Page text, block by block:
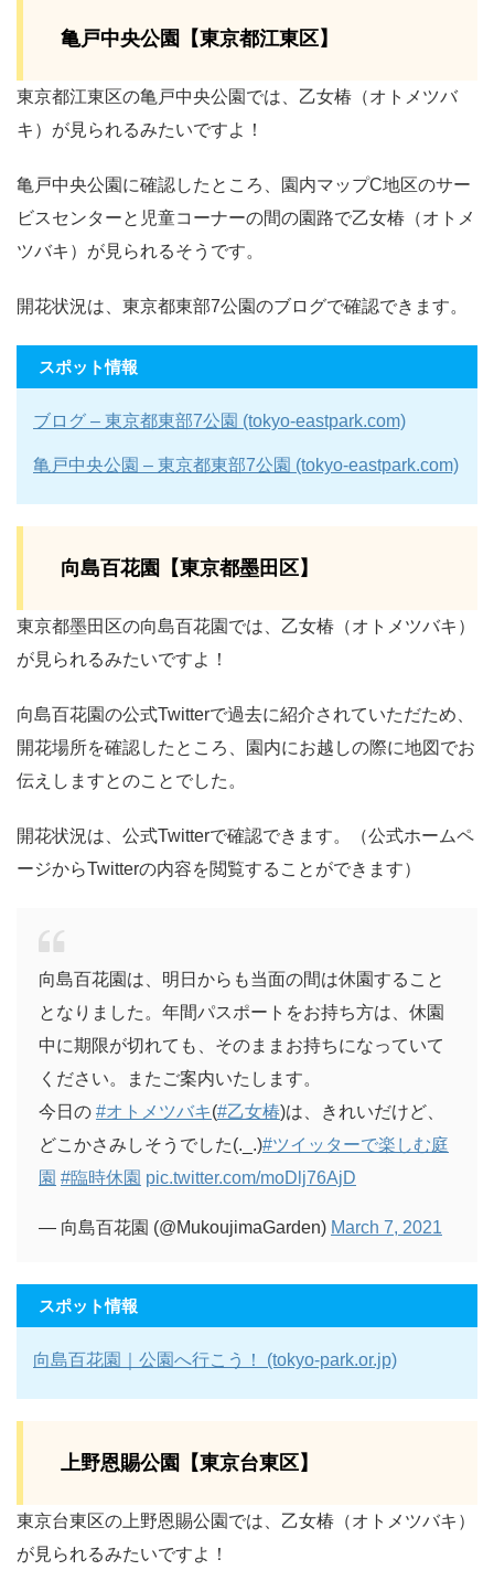
亀戸中央公園【東京都江東区】
東京都江東区の亀戸中央公園では、乙女椿（オトメツバ
キ）が見られるみたいですよ！
亀戸中央公園に確認したところ、園内マップC地区のサー
ビスセンターと児童コーナーの間の園路で乙女椿（オトメ
ツバキ）が見られるそうです。
開花状況は、東京都東部7公園のブログで確認できます。
スポット情報
ブログ – 東京都東部7公園 (tokyo-eastpark.com)
亀戸中央公園 – 東京都東部7公園 (tokyo-eastpark.com)
向島百花園【東京都墨田区】
東京都墨田区の向島百花園では、乙女椿（オトメツバキ）
が見られるみたいですよ！
向島百花園の公式Twitterで過去に紹介されていただため、
開花場所を確認したところ、園内にお越しの際に地図でお
伝えしますとのことでした。
開花状況は、公式Twitterで確認できます。（公式ホームペ
ージからTwitterの内容を閲覧することができます）
向島百花園は、明日からも当面の間は休園すること
となりました。年間パスポートをお持ち方は、休園
中に期限が切れても、そのままお持ちになっていて
ください。またご案内いたします。
今日の #オトメツバキ(#乙女椿)は、きれいだけど、
どこかさみしそうでした(._.)#ツイッターで楽しむ庭
園 #臨時休園 pic.twitter.com/moDlj76AjD
— 向島百花園 (@MukoujimaGarden) March 7, 2021
スポット情報
向島百花園｜公園へ行こう！ (tokyo-park.or.jp)
上野恩賜公園【東京台東区】
東京台東区の上野恩賜公園では、乙女椿（オトメツバキ）
が見られるみたいですよ！